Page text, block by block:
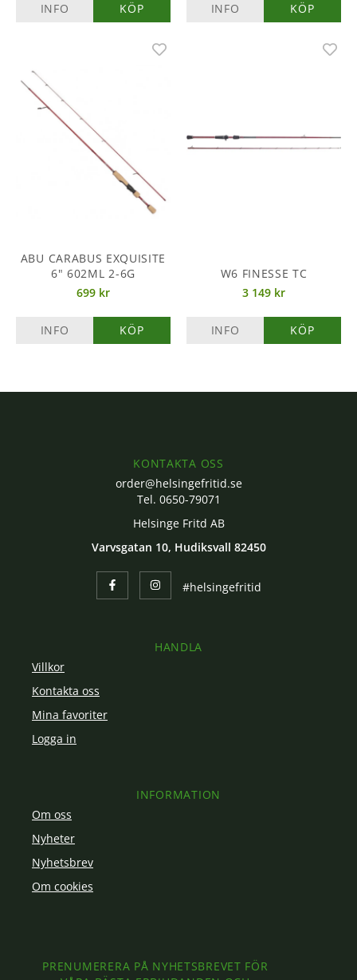
INFO KÖP INFO KÖP
ABU CARABUS EXQUISITE
6" 602ML 2-6G
699 kr
INFO KÖP
W6 FINESSE TC
3 149 kr
INFO KÖP
KONTAKTA OSS
order@helsingefritid.se
Tel. 0650-79071
Helsinge Fritd AB
Varvsgatan 10, Hudiksvall 82450
#helsingefritid
HANDLA
Villkor
Kontakta oss
Mina favoriter
Logga in
INFORMATION
Om oss
Nyheter
Nyhetsbrev
Om cookies
PRENUMERERA PÅ NYHETSBREVET FÖR